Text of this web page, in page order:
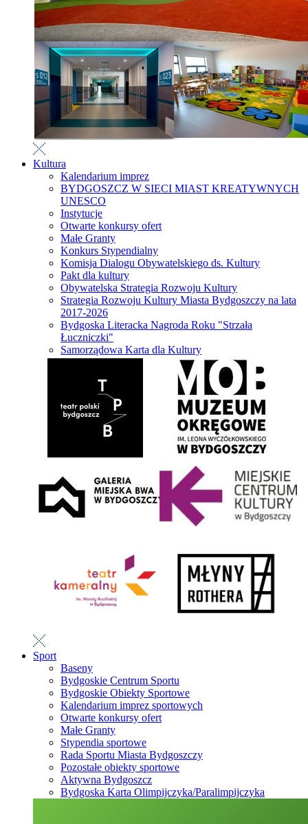
Kultura
Kalendarium imprez
BYDGOSZCZ W SIECI MIAST KREATYWNYCH
UNESCO
Instytucje
Otwarte konkursy ofert
Małe Granty
Konkurs Stypendialny
Komisja Dialogu Obywatelskiego ds. Kultury
Pakt dla kultury
Obywatelska Strategia Rozwoju Kultury
Strategia Rozwoju Kultury Miasta Bydgoszczy na lata
2017-2026
Bydgoska Literacka Nagroda Roku "Strzała
Łuczniczki"
Samorządowa Karta dla Kultury
Sport
Baseny
Bydgoskie Centrum Sportu
Bydgoskie Obiekty Sportowe
Kalendarium imprez sportowych
Otwarte konkursy ofert
Małe Granty
Stypendia sportowe
Rada Sportu Miasta Bydgoszczy
Pozostałe obiekty sportowe
Aktywna Bydgoszcz
Bydgoska Karta Olimpijczyka/Paralimpijczyka